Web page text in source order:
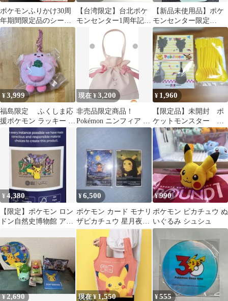
ポケモンふりかけ30周
年期間限定品のシール
全10種、ふりかけ一袋
付き
【台湾限定】台北ポケ
モンセンター1周年記念
ピカチュウ&カイリュ
ー ピンバッジ
【新品未使用品】ポケ
モンセンター限定
Pokémon fit ビクティニ
¥3,999
福島限定 ふくしま応
援ポケモン ラッキー マ
スコットキーホルダー
現在 ¥3,200
非売品限定商品！
Pokémon ニンフィア ト
ートバッグ ピンク
¥ 1,960
【限定品】未開封 ポ
ケットモンスター サ
ーティワン スプーン
セット
¥4,380
【限定】ポケモン ロン
ドン自然史博物館 アー
¥6,500
ポケモン カード モナリ
ザピカチュウ 星月夜ピ
カチュウ
¥990
ポケモン ピカチュウ ぬ
いぐるみ シュシュ
¥2,690 現在 ¥ 1,550 ¥555